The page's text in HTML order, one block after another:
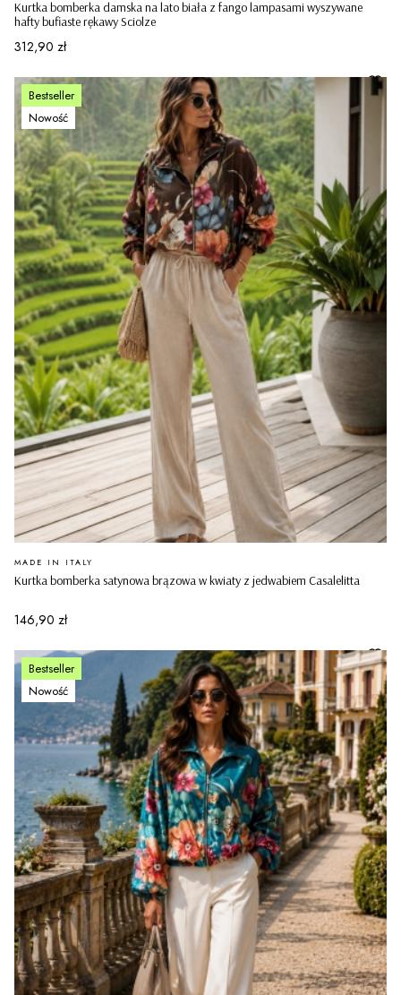
Kurtka bomberka damska na lato biała z fango lampasami wyszywane
hafty bufiaste rękawy Sciolze
Cena
312,90 zł
Bestseller
Nowość
Kurtka bomberka satynowa brązowa w kwiaty z jedwabiem Casalelitta
PRODUCENT
MADE IN ITALY
Cena
146,90 zł
Bestseller
Nowość